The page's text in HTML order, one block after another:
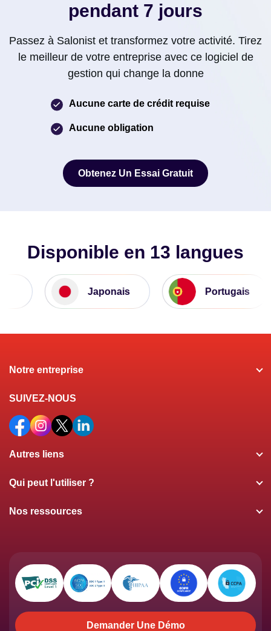
pendant 7 jours
Passez à Salonist et transformez votre activité. Tirez
le meilleur de votre entreprise avec ce logiciel de
gestion qui change la donne
Aucune carte de crédit requise
Aucune obligation
Obtenez Un Essai Gratuit
Disponible en 13 langues
Japonais Portugais
Notre entreprise
SUIVEZ-NOUS
Autres liens
Qui peut l'utiliser ?
Nos ressources
Demander Une Démo